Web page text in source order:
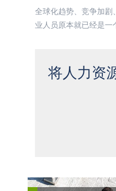
全球化趋势、竞争加剧
业人员原本就已经是一
将人力资